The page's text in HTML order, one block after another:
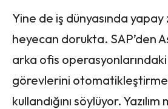
Yine de iş dünyasında
heyecan dorukta. SAP’den
arka ofis
görevlerini
kullandığını söylüyor.